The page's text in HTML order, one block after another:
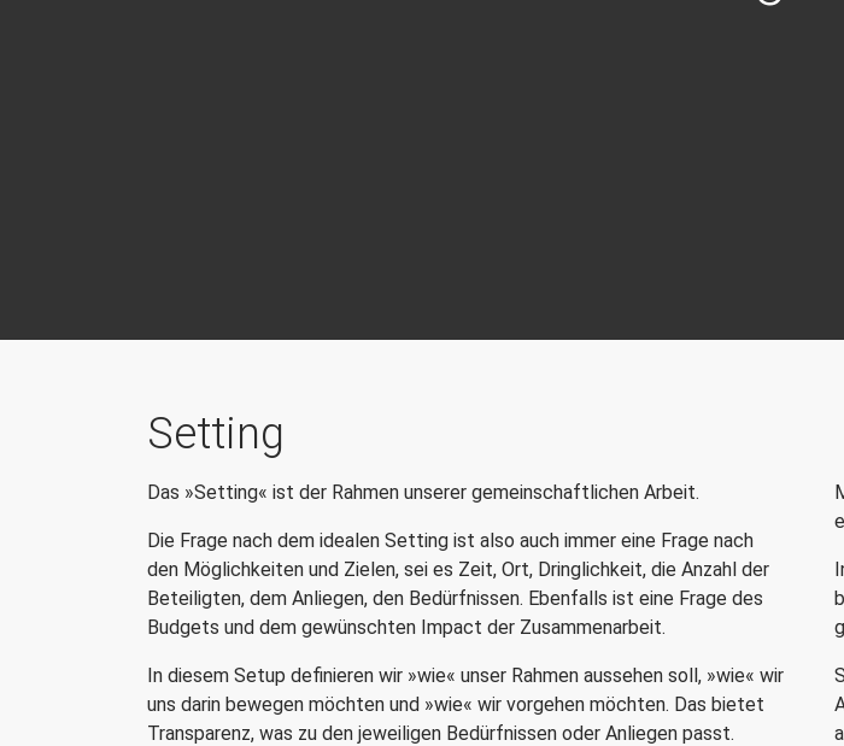
Setting
Das »Setting« ist der Rahmen unserer gemeinschaftlichen Arbeit.
Die Frage nach dem idealen Setting ist also auch immer eine Frage nach
den Möglichkeiten und Zielen, sei es Zeit, Ort, Dringlichkeit, die Anzahl der
Beteiligten, dem Anliegen, den Bedürfnissen. Ebenfalls ist eine Frage des
Budgets und dem gewünschten Impact der Zusammenarbeit.
In diesem Setup definieren wir »wie« unser Rahmen aussehen soll, »wie« wir
uns darin bewegen möchten und »wie« wir vorgehen möchten. Das bietet
Transparenz, was zu den jeweiligen Bedürfnissen oder Anliegen passt.